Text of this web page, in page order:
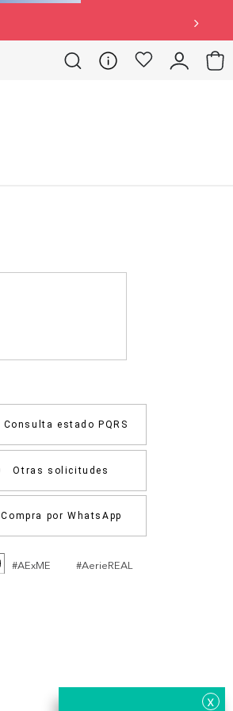
x
Consulta estado PQRS
Otras solicitudes
Compra por WhatsApp
#AExME #AerieREAL